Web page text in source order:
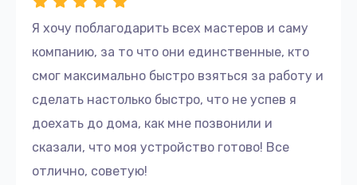
Бесплатный выезд мастера в течение 40
минут после оформления заявки.
Скидка 20 % на ремонт по заявке,
Наши мастера владеют передовыми методами
ремонта и обладают глубокими знаниями о
технических особенностях компьютеров Apple.
Я хочу поблагодарить всех мастеров и саму
компанию, за то что они единственные, кто
смог максимально быстро взяться за работу и
сделать настолько быстро, что не успев я
доехать до дома, как мне позвонили и
сказали, что моя устройство готово! Все
отлично, советую!